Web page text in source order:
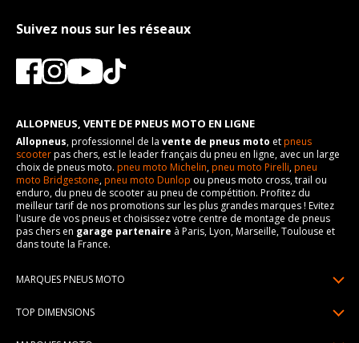
Suivez nous sur les réseaux
ALLOPNEUS, VENTE DE PNEUS MOTO EN LIGNE
Allopneus, professionnel de la vente de pneus moto etpneus
scooterpas chers, est le leader français du pneu en ligne, avec un large
choix de pneus moto. pneu moto Michelin,pneu moto Pirelli,pneu
moto Bridgestone,pneu moto Dunlop ou pneus moto cross, trail ou
enduro, du pneu de scooter au pneu de compétition. Profitez du
meilleur tarif de nos promotions sur les plus grandes marques ! Evitez
l'usure de vos pneus et choisissez votre centre de montage de pneus
pas chers en garage partenaire à Paris, Lyon, Marseille, Toulouse et
dans toute la France.
MARQUES PNEUS MOTO
TOP DIMENSIONS